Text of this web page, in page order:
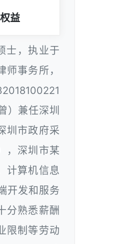
益
士，执业于
事务所，
）兼任深圳
圳市政府采
，深圳市某
计算机信息
开发和服务
分熟悉薪酬
限制等劳动